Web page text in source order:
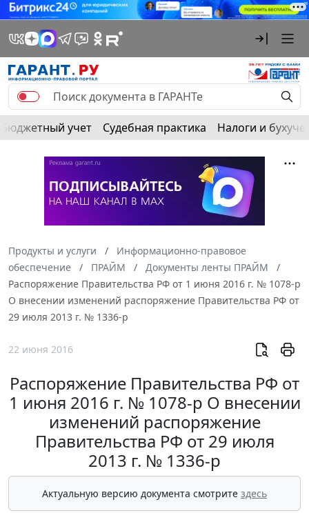
Бюджетный учет Судебная практика Налоги и
Продукты и услуги
Информационно-правовое
обеспечение
ПРАЙМ
Документы ленты ПРАЙМ
Распоряжение Правительства РФ от 1 июня 2016 г. № 1078-р
О внесении изменений распоряжение Правительства РФ от
29 июля 2013 г. № 1336-р
22 июня 2016
Распоряжение Правительства РФ от
1 июня 2016 г. № 1078-р О внесении
изменений распоряжение
Правительства РФ от 29 июля
2013 г. № 1336-р
Актуальную версию документа смотрите здесь